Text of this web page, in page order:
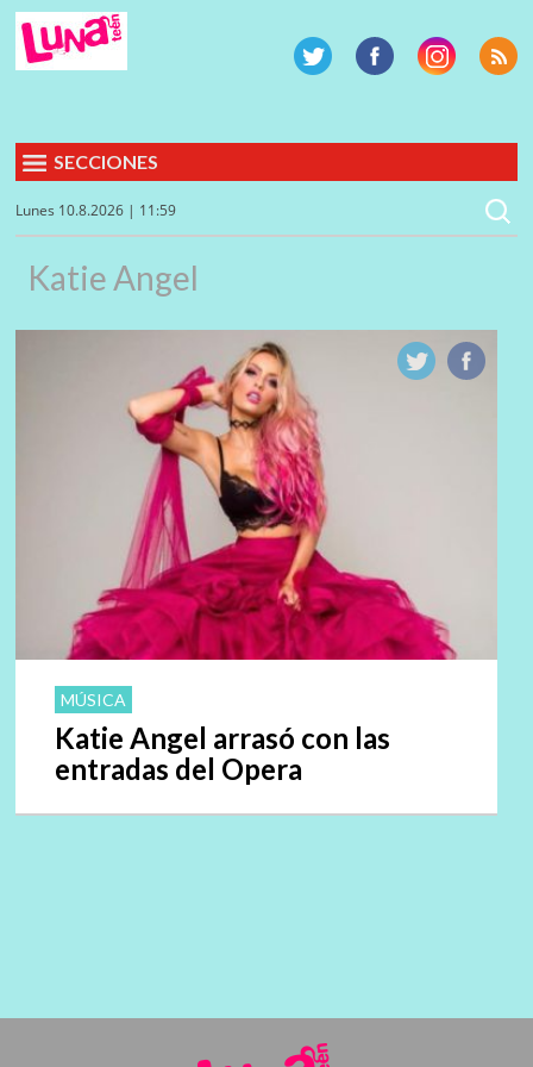
SECCIONES
Lunes 10.8.2026 | 11:59
Katie Angel
MÚSICA
Katie Angel arrasó con las
entradas del Opera